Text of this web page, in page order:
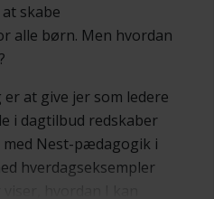
skabe
alle børn. Men hvordan
at give jer som ledere
i dagtilbud redskaber
Nest-pædagogik i
hverdagseksempler